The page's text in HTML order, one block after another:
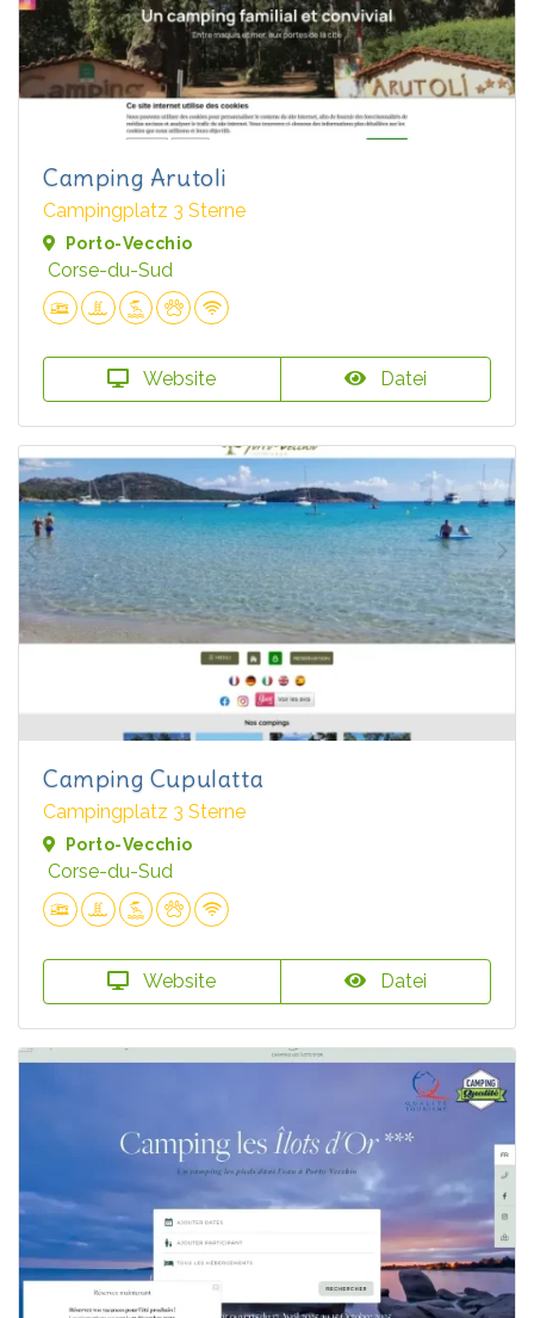
Camping Arutoli
Campingplatz 3 Sterne
Porto-Vecchio
Corse-du-Sud
Website Datei
Camping Cupulatta
Campingplatz 3 Sterne
Porto-Vecchio
Corse-du-Sud
Website Datei